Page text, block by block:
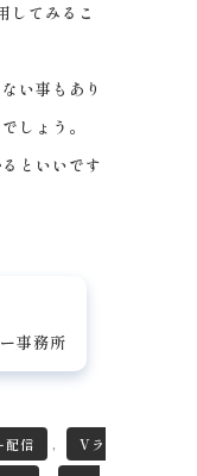
してみるこ
い事もあり
しょう。
といいです
事務所
配信 ,
Vラ